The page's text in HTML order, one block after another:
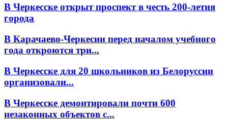
В Черкесске открыт проспект в честь 200-летия
города
В Карачаево-Черкесии перед началом учебного
года откроются три...
В Черкесске для 20 школьников из Белоруссии
организовали...
В Черкесске демонтировали почти 600
незаконных объектов с...